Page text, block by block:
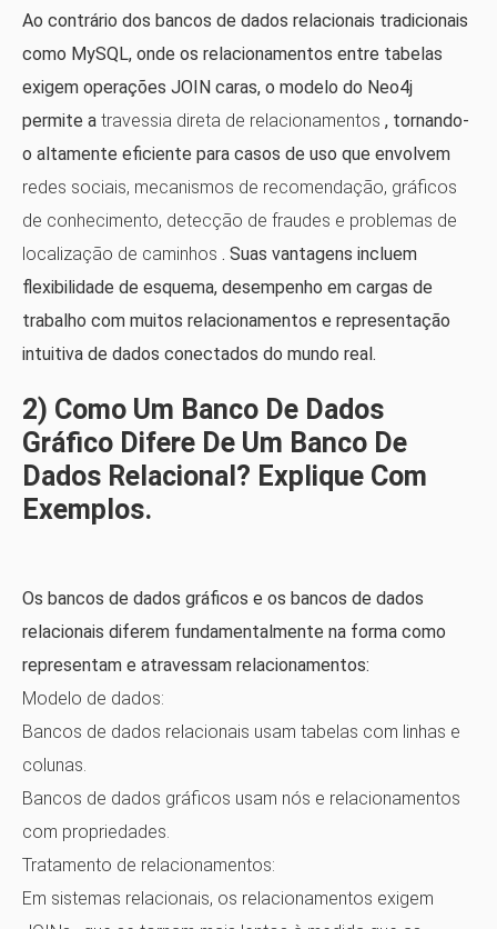
Ao contrário dos bancos de dados relacionais tradicionais
como MySQL, onde os relacionamentos entre tabelas
exigem operações JOIN caras, o modelo do Neo4j
permite a travessia direta de relacionamentos , tornando-
o altamente eficiente para casos de uso que envolvem
redes sociais, mecanismos de recomendação, gráficos
de conhecimento, detecção de fraudes e problemas de
localização de caminhos . Suas vantagens incluem
flexibilidade de esquema, desempenho em cargas de
trabalho com muitos relacionamentos e representação
intuitiva de dados conectados do mundo real.
2) Como Um Banco De Dados
Gráfico Difere De Um Banco De
Dados Relacional? Explique Com
Exemplos.
Os bancos de dados gráficos e os bancos de dados
relacionais diferem fundamentalmente na forma como
representam e atravessam relacionamentos:
Modelo de dados:
Bancos de dados relacionais usam tabelas com linhas e
colunas.
Bancos de dados gráficos usam nós e relacionamentos
com propriedades.
Tratamento de relacionamentos:
Em sistemas relacionais, os relacionamentos exigem